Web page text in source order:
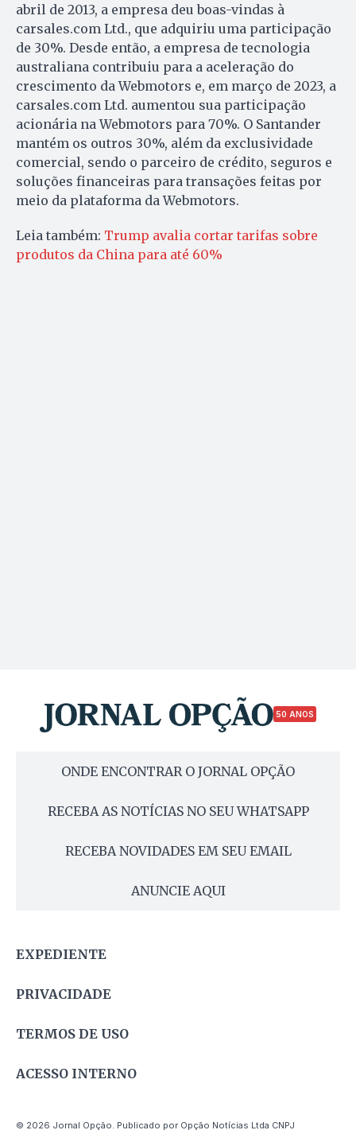
abril de 2013, a empresa deu boas-vindas à
carsales.com Ltd., que adquiriu uma participação
de 30%. Desde então, a empresa de tecnologia
australiana contribuiu para a aceleração do
crescimento da Webmotors e, em março de 2023, a
carsales.com Ltd. aumentou sua participação
acionária na Webmotors para 70%. O Santander
mantém os outros 30%, além da exclusividade
comercial, sendo o parceiro de crédito, seguros e
soluções financeiras para transações feitas por
meio da plataforma da Webmotors.
Leia também: Trump avalia cortar tarifas sobre
produtos da China para até 60%
50 ANOS
ONDE ENCONTRAR O JORNAL OPÇÃO
RECEBA AS NOTÍCIAS NO SEU WHATSAPP
RECEBA NOVIDADES EM SEU EMAIL
ANUNCIE AQUI
EXPEDIENTE
PRIVACIDADE
TERMOS DE USO
ACESSO INTERNO
© 2026 Jornal Opção. Publicado por Opção Notícias Ltda CNPJ